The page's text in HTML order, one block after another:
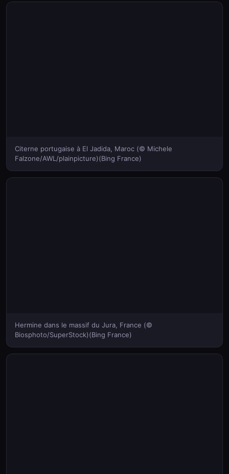
Citerne portugaise à El Jadida, Maroc (© Michele
Falzone/AWL/plainpicture)(Bing France)
Hermine dans le massif du Jura, France (©
Biosphoto/SuperStock)(Bing France)